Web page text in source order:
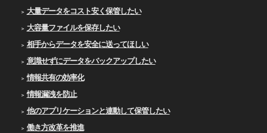
大量データをコスト安く保管したい
大容量ファイルを保存したい
相手からデータを安全に送ってほしい
意識せずにデータをバックアップしたい
情報共有の効率化
情報漏洩を防止
他のアプリケーションと連動して保管したい
働き方改革を推進